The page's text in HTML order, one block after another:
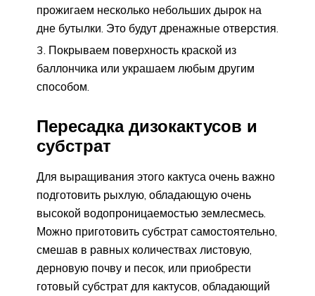
прожигаем несколько небольших дырок на
дне бутылки. Это будут дренажные отверстия.
Покрываем поверхность краской из
баллончика или украшаем любым другим
способом.
Пересадка дизокактусов и
субстрат
Для выращивания этого кактуса очень важно
подготовить рыхлую, обладающую очень
высокой водопроницаемостью землесмесь.
Можно приготовить субстрат самостоятельно,
смешав в равных количествах листовую,
дерновую почву и песок, или приобрести
готовый субстрат для кактусов, обладающий